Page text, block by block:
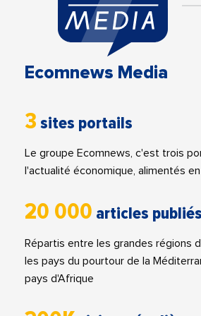
Ecomnews Media
3 sites portails
Le groupe Ecomnews, c'est trois
l'actualité économique, alimentés
20 000 articles publiés
Répartis entre les grandes régions
les pays du pourtour de la
pays d'Afrique